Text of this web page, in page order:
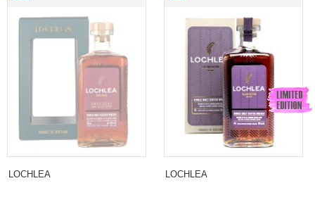
LOCHLEA
Malt Scotch Whisky
LOCHLEA